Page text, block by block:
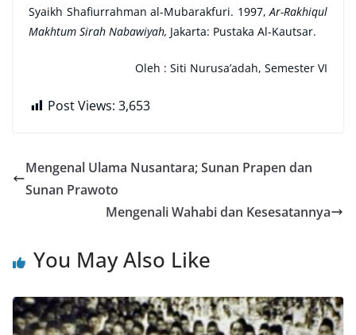
Syaikh Shafiurrahman al-Mubarakfuri. 1997,Ar-Rakhiqul
Makhtum Sirah Nabawiyah, Jakarta: Pustaka Al-Kautsar.
Oleh : Siti Nurusa’adah, Semester VI
Post Views: 3,653
Mengenal Ulama Nusantara; Sunan Prapen dan
Sunan Prawoto
Mengenali Wahabi dan Kesesatannya
You May Also Like